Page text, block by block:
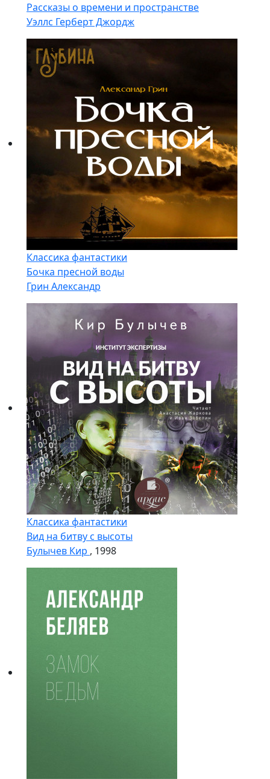
Рассказы о времени и пространстве
Уэллс Герберт Джордж
Классика фантастики
Бочка пресной воды
Грин Александр
Классика фантастики
Вид на битву с высоты
Булычев Кир , 1998